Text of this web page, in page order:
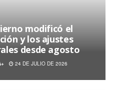
modificó el
y los ajustes
desde agosto
24 DE JULIO DE 2026